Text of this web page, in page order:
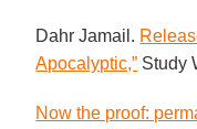
Dahr Jamail.
Apocalyptic,” Study
Now the proof: